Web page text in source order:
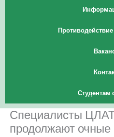
Студентам
Специалисты
продолжают